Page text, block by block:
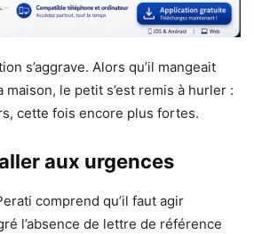
s’aggrave. Alors qu’il mangeait
maison, le petit s’est remis à hurler :
cette fois encore plus fortes.
aux urgences
comprend qu’il faut agir
l’absence de lettre de référence